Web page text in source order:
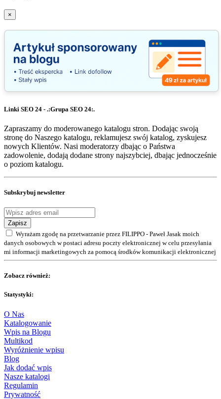
×
Linki SEO 24 - .:Grupa SEO 24:.
Zapraszamy do moderowanego katalogu stron. Dodając swoją
stronę do Naszego katalogu, reklamujesz swój katalog, zyskujesz
nowych Klientów. Nasi moderatorzy dbając o Państwa
zadowolenie, dodają dodane strony najszybciej, dbając jednocześnie
o poziom katalogu.
Subskrybuj newsletter
Zapisz
Wyrażam zgodę na przetwarzanie przez FILIPPO - Paweł Jasak moich
danych osobowych w postaci adresu poczty elektronicznej w celu przesyłania
mi informacji marketingowych za pomocą środków komunikacji elektronicznej
Zobacz również:
Statystyki:
O Nas
Katalogowanie
Wpis na Blogu
Multikod
Wyróżnienie wpisu
Blog
Jak dodać wpis
Nasze katalogi
Regulamin
Prywatność